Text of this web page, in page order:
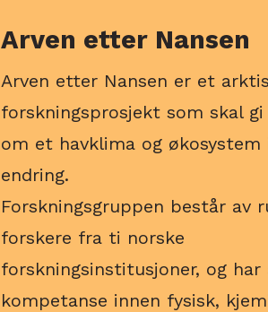
Arven etter Nansen
Arven etter Nansen er et
forskningsprosjekt som skal gi
om et havklima og økosystem
endring.
Forskningsgruppen består av
forskere fra ti norske
forskningsinstitusjoner, og
kompetanse innen fysisk,